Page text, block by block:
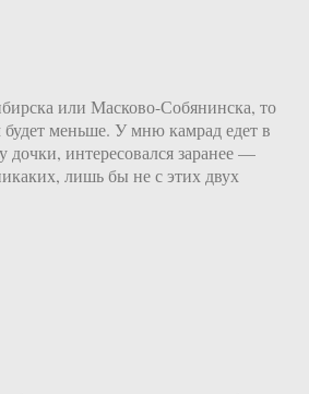
или Масково-Собянинска, то
меньше. У мню камрад едет в
дочки, интересовался заранее —
лишь бы не с этих двух